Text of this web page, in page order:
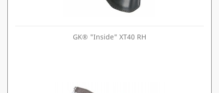
GK® "Inside" XT40 RH